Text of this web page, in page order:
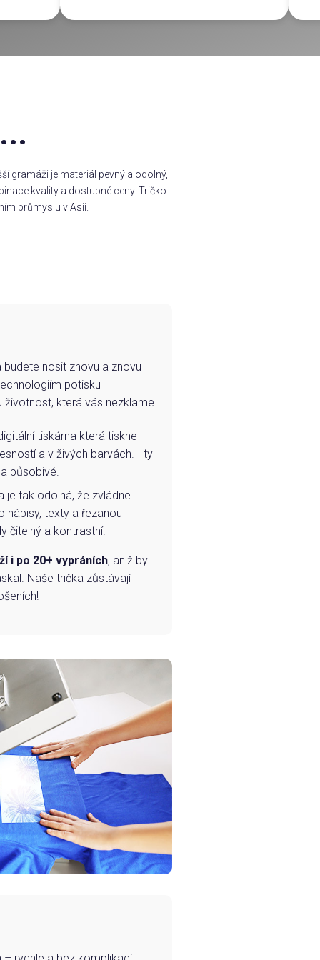
gramáži je materiál pevný a odolný,
kvality a dostupné ceny. Tričko
průmyslu v Asii.
nosit znovu a znovu –
potisku
životnost, která vás nezklame
tiskárna která tiskne
a v živých barvách. I ty
působivé.
je tak odolná, že zvládne
nápisy, texty a řezanou
čitelný a kontrastní.
i po 20+ vypráních, aniž by
Naše trička zůstávají